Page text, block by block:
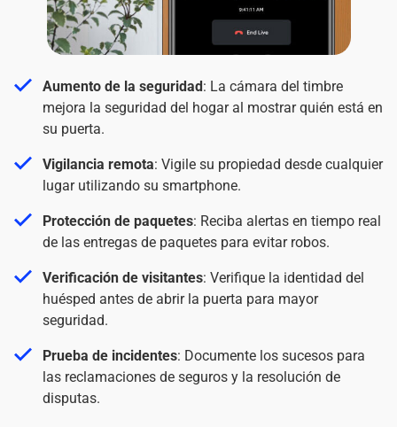
Aumento de la seguridad: La cámara del timbre
mejora la seguridad del hogar al mostrar quién está en
su puerta.
Vigilancia remota: Vigile su propiedad desde cualquier
lugar utilizando su smartphone.
Protección de paquetes: Reciba alertas en tiempo real
de las entregas de paquetes para evitar robos.
Verificación de visitantes: Verifique la identidad del
huésped antes de abrir la puerta para mayor
seguridad.
Prueba de incidentes: Documente los sucesos para
las reclamaciones de seguros y la resolución de
disputas.